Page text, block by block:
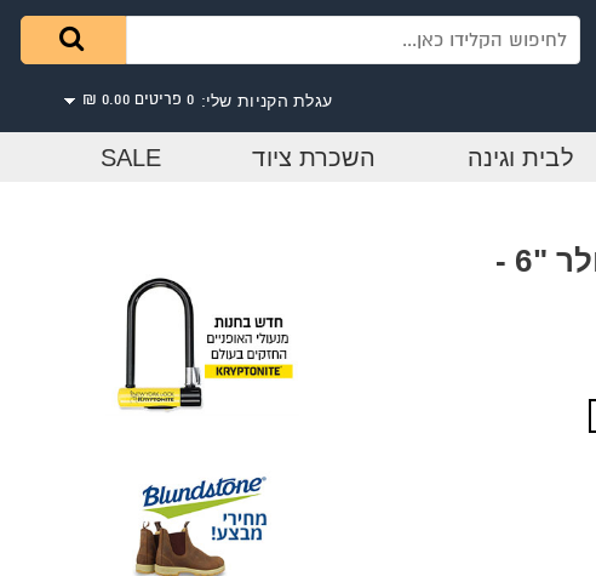
עגלת הקניות שלי: 0 פריטים 0.00 ₪
לבית וגינה השכרת ציוד SALE
מיני ספוג קצה ישר רולר "6 -